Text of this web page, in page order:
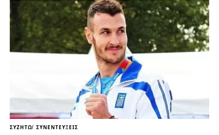
ΣΥΖΗΤΏ ΣΥΝΕΝΤΕΎΞΕΙΣ